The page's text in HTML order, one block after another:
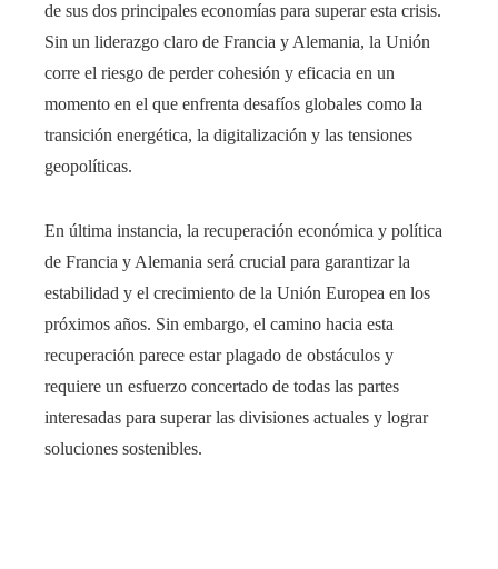
de sus dos principales economías para superar esta crisis.
Sin un liderazgo claro de Francia y Alemania, la Unión
corre el riesgo de perder cohesión y eficacia en un
momento en el que enfrenta desafíos globales como la
transición energética, la digitalización y las tensiones
geopolíticas.
En última instancia, la recuperación económica y política
de Francia y Alemania será crucial para garantizar la
estabilidad y el crecimiento de la Unión Europea en los
próximos años. Sin embargo, el camino hacia esta
recuperación parece estar plagado de obstáculos y
requiere un esfuerzo concertado de todas las partes
interesadas para superar las divisiones actuales y lograr
soluciones sostenibles.